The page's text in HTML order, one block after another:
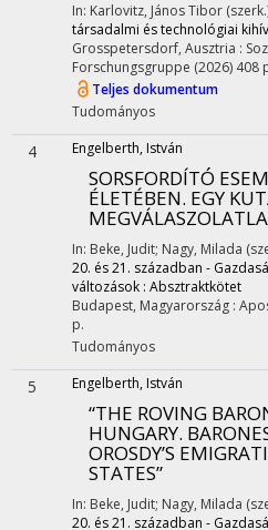
In: Karlovitz, János Tibor
társadalmi és technológiai
Grosspetersdorf, Ausztria :
Forschungsgruppe (2026) 408
Teljes dokumentum
Tudományos
4 Engelberth, István
SORSFORDÍTÓ
ÉLETÉBEN. EGY
In: Beke, Judit; Nagy, Milada
20. és 21. században -
változások : Absztraktkötet
Budapest, Magyarország :
p.
Tudományos
5 Engelberth, István
“THE ROVING
HUNGARY.
OROSDY’S
STATES”
In: Beke, Judit; Nagy, Milada
20. és 21. században -